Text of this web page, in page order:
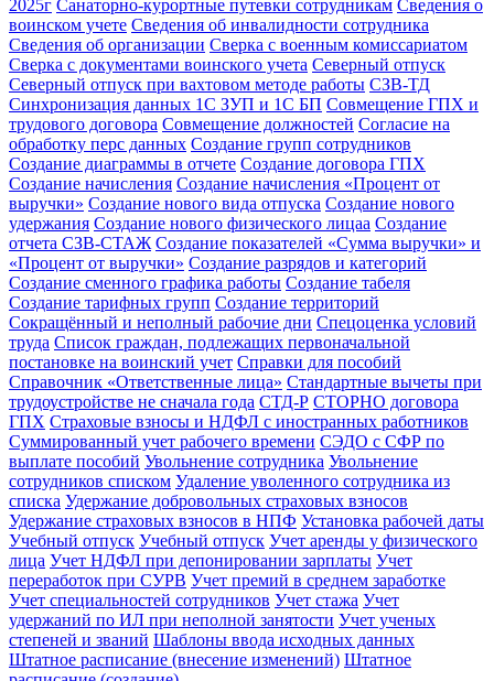
2025г Санаторно-курортные путевки сотрудникам Сведения о
воинском учете Сведения об инвалидности сотрудника
Сведения об организации Сверка с военным комиссариатом
Сверка с документами воинского учета Северный отпуск
Северный отпуск при вахтовом методе работы СЗВ-ТД
Синхронизация данных 1С ЗУП и 1С БП Совмещение ГПХ и
трудового договора Совмещение должностей Согласие на
обработку перс данных Создание групп сотрудников
Создание диаграммы в отчете Создание договора ГПХ
Создание начисления Создание начисления «Процент от
выручки» Создание нового вида отпуска Создание нового
удержания Создание нового физического лицаа Создание
отчета СЗВ-СТАЖ Создание показателей «Сумма выручки» и
«Процент от выручки» Создание разрядов и категорий
Создание сменного графика работы Создание табеля
Создание тарифных групп Создание территорий
Сокращённый и неполный рабочие дни Спецоценка условий
труда Список граждан, подлежащих первоначальной
постановке на воинский учет Справки для пособий
Справочник «Ответственные лица» Стандартные вычеты при
трудоустройстве не сначала года СТД-Р СТОРНО договора
ГПХ Страховые взносы и НДФЛ с иностранных работников
Суммированный учет рабочего времени СЭДО с СФР по
выплате пособий Увольнение сотрудника Увольнение
сотрудников списком Удаление уволенного сотрудника из
списка Удержание добровольных страховых взносов
Удержание страховых взносов в НПФ Установка рабочей даты
Учебный отпуск Учебный отпуск Учет аренды у физического
лица Учет НДФЛ при депонировании зарплаты Учет
переработок при СУРВ Учет премий в среднем заработке
Учет специальностей сотрудников Учет стажа Учет
удержаний по ИЛ при неполной занятости Учет ученых
степеней и званий Шаблоны ввода исходных данных
Штатное расписание (внесение изменений) Штатное